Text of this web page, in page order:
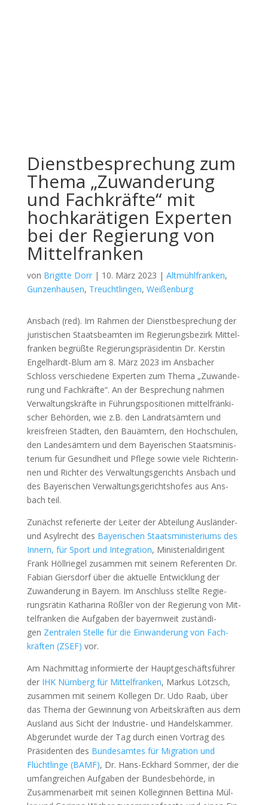
Dienstbesprechung zum
Thema „Zuwanderung
und Fachkräfte“ mit
hochkarätigen Experten
bei der Regierung von
Mittelfranken
von Brigitte Dorr| 10. März 2023 | Altmühlfranken,
Gunzenhausen, Treuchtlingen, Weißenburg
Ans­bach (red). Im Rah­men der Dienst­be­spre­chung der
juris­ti­schen Staats­be­am­ten im Regie­rungs­be­zirk Mit­tel­
fran­ken begrüß­te Regie­rungs­prä­si­den­tin Dr. Kers­tin
Engel­hardt-Blum am 8. März 2023 im Ans­ba­cher
Schloss ver­schie­de­ne Exper­ten zum The­ma „Zuwan­de­
rung und Fach­kräf­te“. An der Bespre­chung nah­men
Ver­wal­tungs­kräf­te in Füh­rungs­po­si­tio­nen mit­tel­frän­ki­
scher Behör­den, wie z.B. den Land­rats­äm­tern und
kreis­frei­en Städ­ten, den Bau­äm­tern, den Hoch­schu­len,
den Lan­des­äm­tern und dem Baye­ri­schen Staats­mi­nis­
te­ri­um für Gesund­heit und Pfle­ge sowie vie­le Rich­te­rin­
nen und Rich­ter des Ver­wal­tungs­ge­richts Ans­bach und
des Baye­ri­schen Ver­wal­tungs­ge­richts­ho­fes aus Ans­
bach teil.
Zunächst refe­rier­te der Lei­ter der Abtei­lung Aus­län­der-
und Asyl­recht des Baye­ri­schen Staats­mi­nis­te­ri­ums des
Innern, für Sport und Inte­gra­ti­on, Minis­te­ri­al­di­ri­gent
Frank Höll­rie­gel zusam­men mit sei­nem Refe­ren­ten Dr.
Fabi­an Giers­dorf über die aktu­el­le Ent­wick­lung der
Zuwan­de­rung in Bay­ern. Im Anschluss stell­te Regie­
rungs­rä­tin Katha­ri­na Röß­ler von der Regie­rung von Mit­
tel­fran­ken die Auf­ga­ben der bay­ern­weit zustän­di­
gen Zen­tra­len Stel­le für die Ein­wan­de­rung von Fach­
kräf­ten (ZSEF) vor.
Am Nach­mit­tag infor­mier­te der Haupt­ge­schäfts­füh­rer
der IHK Nürn­berg für Mit­tel­fran­ken, Mar­kus Lötzsch,
zusam­men mit sei­nem Kol­le­gen Dr. Udo Raab, über
das The­ma der Gewin­nung von Arbeits­kräf­ten aus dem
Aus­land aus Sicht der Indus­trie- und Han­dels­kam­mer.
Abge­run­det wur­de der Tag durch einen Vor­trag des
Prä­si­den­ten des Bun­des­am­tes für Migra­ti­on und
Flücht­lin­ge (BAMF), Dr. Hans-Eck­hard Som­mer, der die
umfang­rei­chen Auf­ga­ben der Bun­des­be­hör­de, in
Zusam­men­ar­beit mit sei­nen Kol­le­gin­nen Bet­ti­na Mül­